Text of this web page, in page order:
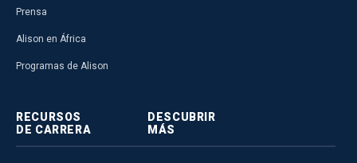
Prensa
Alison en África
Programas de Alison
RECURSOS
DE CARRERA
DESCUBRIR
MÁS